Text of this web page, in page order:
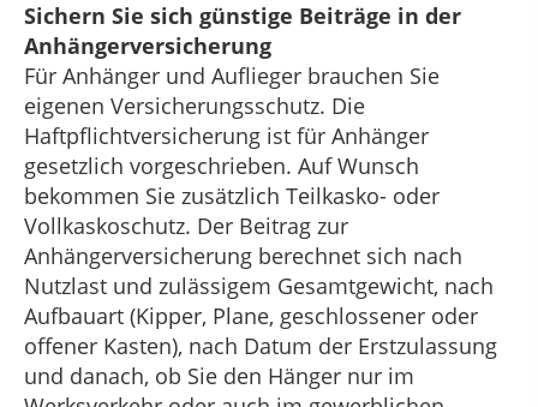
Sichern Sie sich günstige Beiträge in der
Anhängerversicherung
Für Anhänger und Auflieger brauchen Sie
eigenen Versicherungsschutz. Die
Haftpflichtversicherung ist für Anhänger
gesetzlich vorgeschrieben. Auf Wunsch
bekommen Sie zusätzlich Teilkasko- oder
Vollkaskoschutz. Der Beitrag zur
Anhängerversicherung berechnet sich nach
Nutzlast und zulässigem Gesamtgewicht, nach
Aufbauart (Kipper, Plane, geschlossener oder
offener Kasten), nach Datum der Erstzulassung
und danach, ob Sie den Hänger nur im